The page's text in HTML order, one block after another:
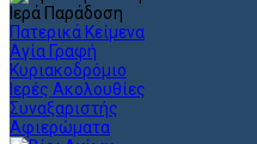
Ιερά Παράδοση
Πατερικά Κείμενα
Αγία Γραφή
Κυριακοδρόμιο
Ιερές Ακολουθίες
Συναξαριστής
Αφιερώματα